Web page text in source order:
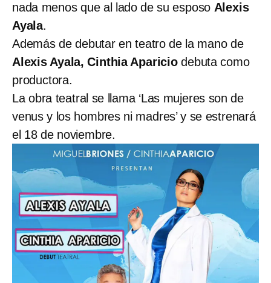
nada menos que al lado de su esposo Alexis
Ayala.
Además de debutar en teatro de la mano de
Alexis Ayala, Cinthia Apariciodebuta como
productora.
La obra teatral se llama ‘Las mujeres son de
venus y los hombres ni madres’ y se estrenará
el 18 de noviembre.